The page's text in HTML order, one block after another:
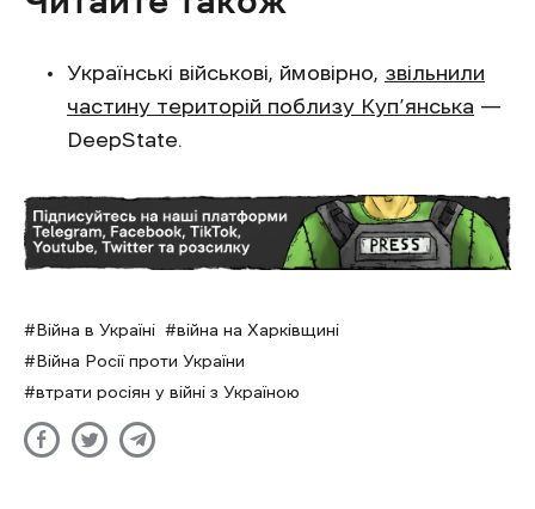
Українські військові, ймовірно, звільнили
частину територій поблизу Куп’янська —
DeepState.
Війна в Україні
війна на Харківщині
Війна Росії проти України
втрати росіян у війні з Україною